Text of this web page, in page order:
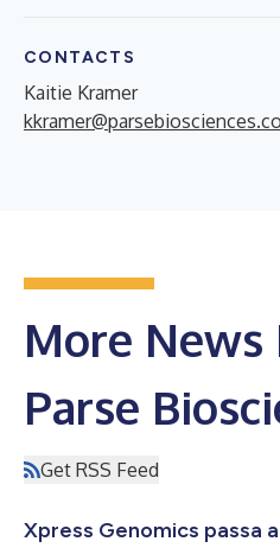
CONTACTS
Kaitie Kramer
More News
Parse
Get RSS Feed
Xpress Genomics passa